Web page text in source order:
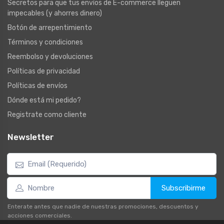
Secretos para que tus envíos de E-commerce lleguen
impecables (y ahorres dinero)
Botón de arrepentimiento
Términos y condiciones
Reembolso y devoluciones
Políticas de privacidad
Políticas de envíos
Dónde está mi pedido?
Registrate como cliente
Newsletter
Subscribirme
Enterate antes que nadie de nuestras promociones, descuentos y
acciones comerciales.